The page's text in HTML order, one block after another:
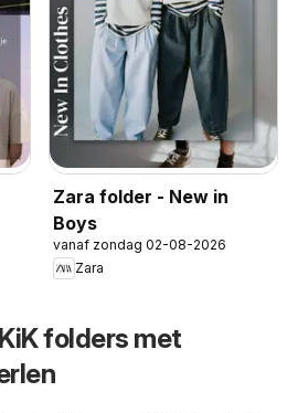
Zara folder - New in
Boys
vanaf zondag 02-08-2026
Zara
folders met